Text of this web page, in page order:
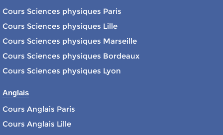
Cours Sciences physiques Paris
Cours Sciences physiques Lille
Cours Sciences physiques Marseille
Cours Sciences physiques Bordeaux
Cours Sciences physiques Lyon
Anglais
Cours Anglais Paris
Cours Anglais Lille